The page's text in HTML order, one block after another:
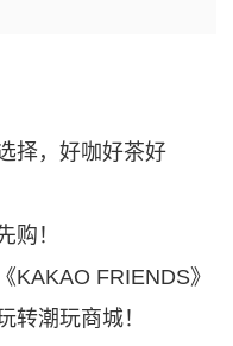
择，好咖好茶好
购！
KAKAO FRIENDS》
转潮玩商城！